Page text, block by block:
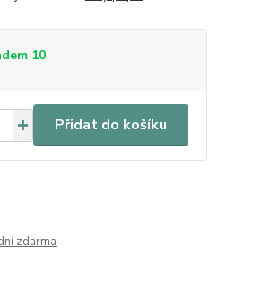
10
Přidat do košíku
zdarma